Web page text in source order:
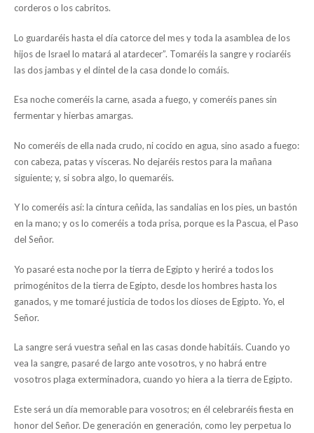
corderos o los cabritos.
Lo guardaréis hasta el día catorce del mes y toda la asamblea de los
hijos de Israel lo matará al atardecer”. Tomaréis la sangre y rociaréis
las dos jambas y el dintel de la casa donde lo comáis.
Esa noche comeréis la carne, asada a fuego, y comeréis panes sin
fermentar y hierbas amargas.
No comeréis de ella nada crudo, ni cocido en agua, sino asado a fuego:
con cabeza, patas y vísceras. No dejaréis restos para la mañana
siguiente; y, si sobra algo, lo quemaréis.
Y lo comeréis así: la cintura ceñida, las sandalias en los pies, un bastón
en la mano; y os lo comeréis a toda prisa, porque es la Pascua, el Paso
del Señor.
Yo pasaré esta noche por la tierra de Egipto y heriré a todos los
primogénitos de la tierra de Egipto, desde los hombres hasta los
ganados, y me tomaré justicia de todos los dioses de Egipto. Yo, el
Señor.
La sangre será vuestra señal en las casas donde habitáis. Cuando yo
vea la sangre, pasaré de largo ante vosotros, y no habrá entre
vosotros plaga exterminadora, cuando yo hiera a la tierra de Egipto.
Este será un día memorable para vosotros; en él celebraréis fiesta en
honor del Señor. De generación en generación, como ley perpetua lo